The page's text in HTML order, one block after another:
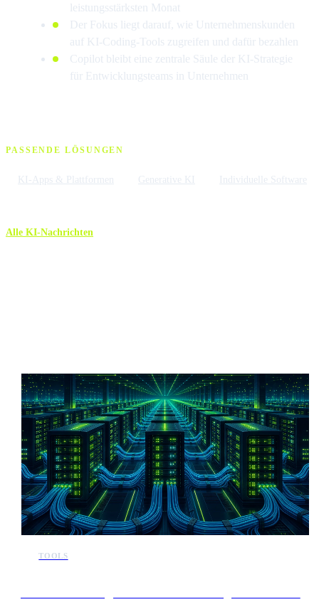
leistungsstärksten Monat
Der Fokus liegt darauf, wie Unternehmenskunden
auf KI-Coding-Tools zugreifen und dafür bezahlen
Copilot bleibt eine zentrale Säule der KI-Strategie
für Entwicklungsteams in Unternehmen
PASSENDE LÖSUNGEN
KI-Apps & Plattformen Generative KI Individuelle Software
Alle KI-Nachrichten
TOOLS